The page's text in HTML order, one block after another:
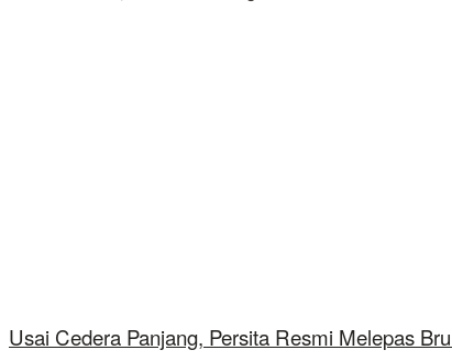
Usai Cedera Panjang, Persita Resmi Melepas